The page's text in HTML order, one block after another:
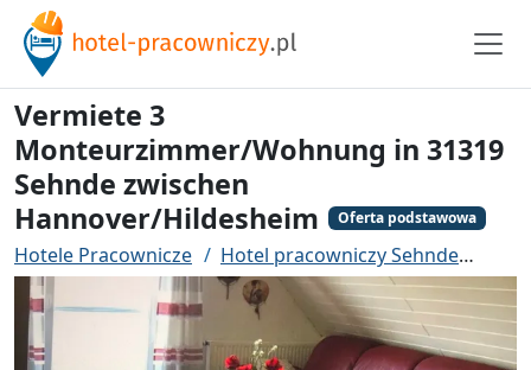
Vermiete 3
Monteurzimmer/Wohnung in 31319
Sehnde zwischen
Hannover/Hildesheim
Oferta podstawowa
Hotele Pracownicze Hotel pracowniczy Sehnde